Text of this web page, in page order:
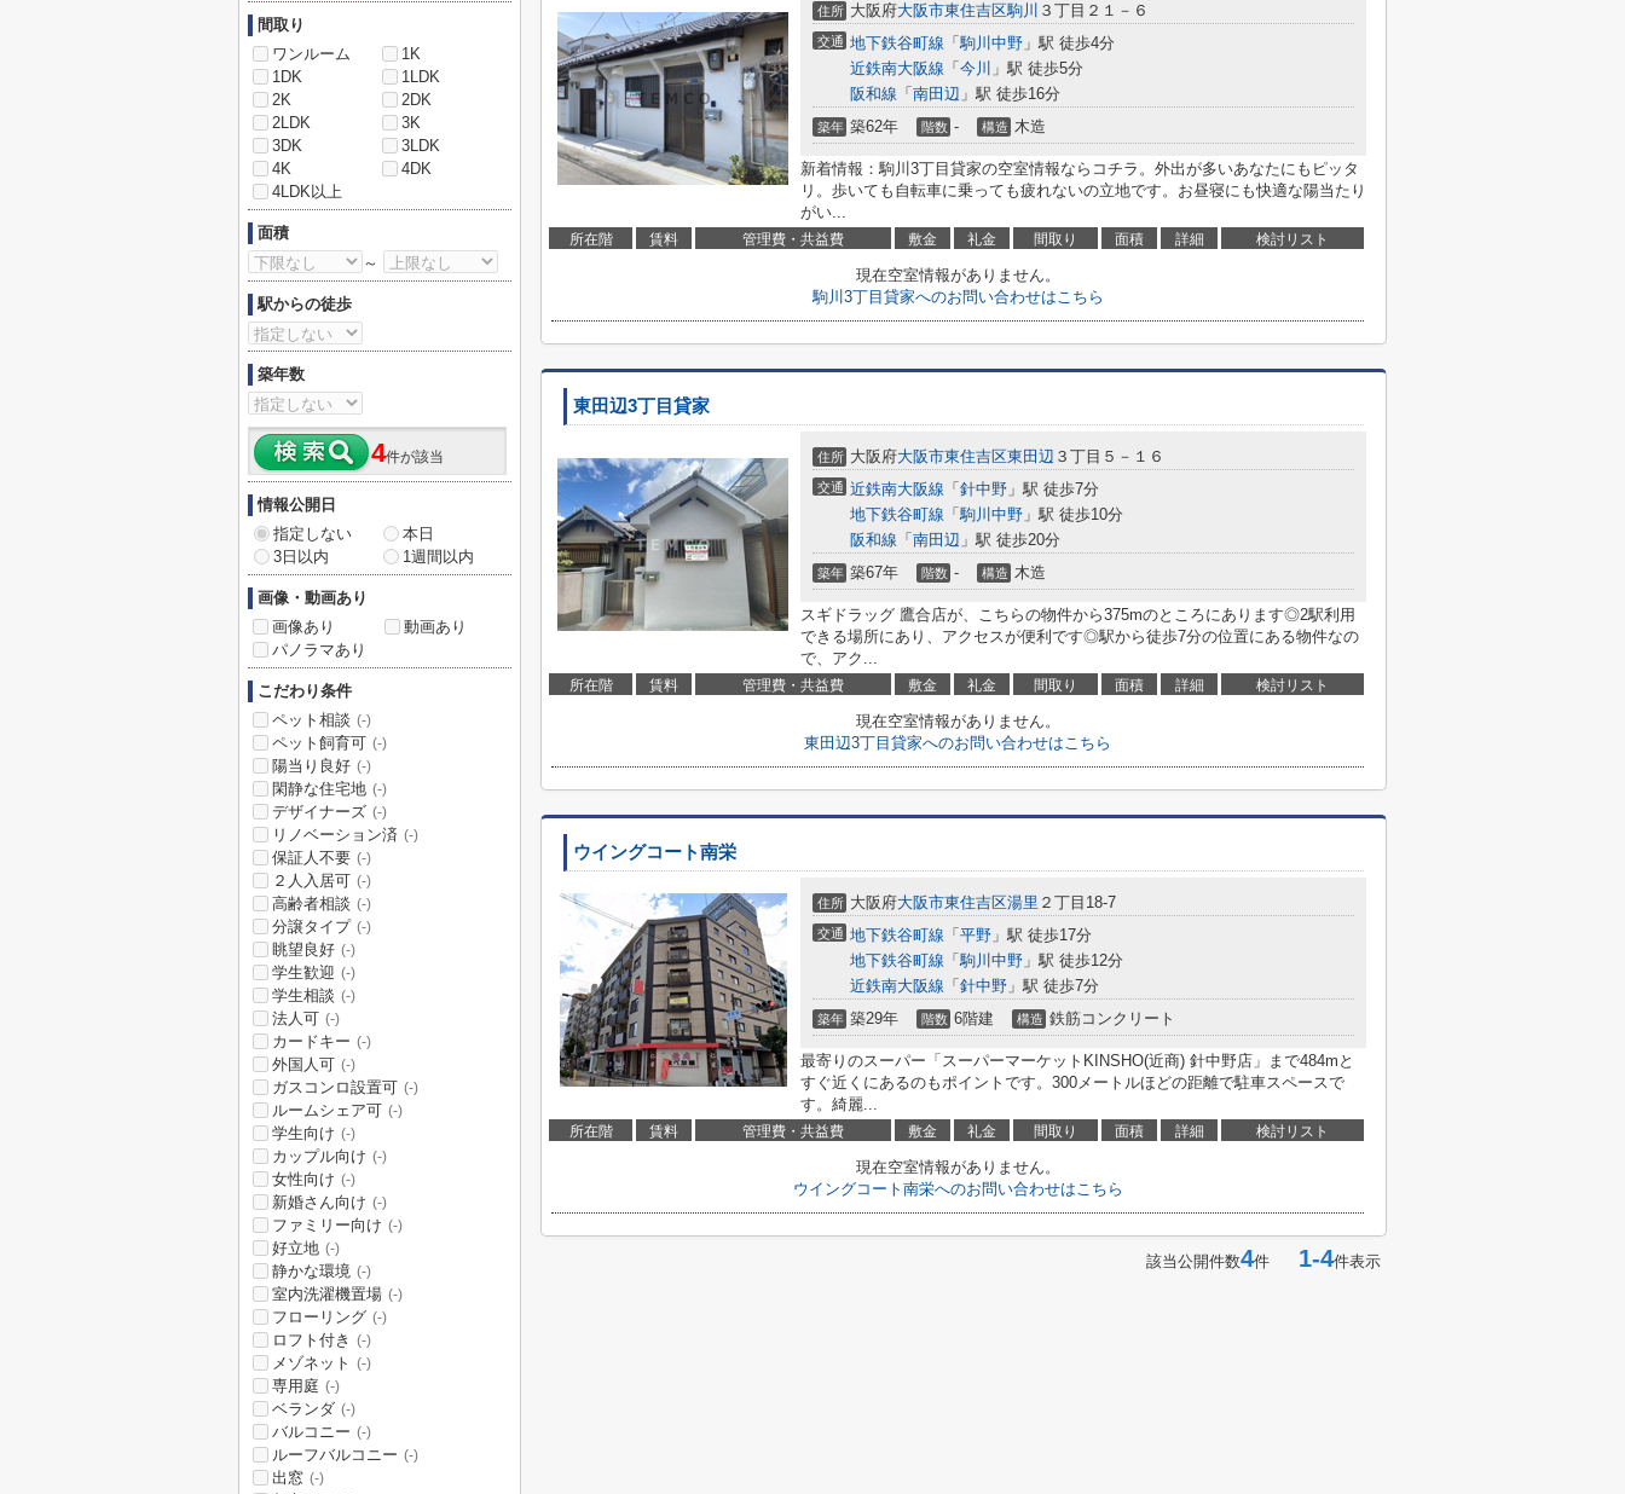
住所 大阪府大阪市東住吉区駒川 ３丁目２１－６
交通 地下鉄谷町線 「駒川中野 」駅 徒歩4分
近鉄南大阪線 「 今川 」駅 徒歩5分
阪和線 「 南田辺 」駅 徒歩16分
築年 築62年 階数 - 構造 木造
新着情報：駒川3丁目貸家の空室情報ならコチラ。外出が多いあなたにもピッタ
リ。歩いても自転車に乗っても疲れないの立地です。お昼寝にも快適な陽当たり
がい...
所在階 賃料 管理費・共益費 敷金 礼金 間取り 面積 詳細 検討リスト
現在空室情報がありません。
駒川3丁目貸家へのお問い合わせはこちら
東田辺3丁目貸家
住所 大阪府大阪市東住吉区東田辺 ３丁目５－１６
交通 近鉄南大阪線 「 針中野 」駅 徒歩7分
地下鉄谷町線 「駒川中野 」駅 徒歩10分
阪和線 「 南田辺 」駅 徒歩20分
築年 築67年 階数 - 構造 木造
スギドラッグ 鷹合店が、こちらの物件から375mのところにあります◎2駅利用
できる場所にあり、アクセスが便利です◎駅から徒歩7分の位置にある物件なの
で、アク...
所在階 賃料 管理費・共益費 敷金 礼金 間取り 面積 詳細 検討リスト
現在空室情報がありません。
東田辺3丁目貸家へのお問い合わせはこちら
ウイングコート南栄
住所 大阪府大阪市東住吉区湯里 ２丁目18-7
交通 地下鉄谷町線 「 平野 」駅 徒歩17分
地下鉄谷町線 「駒川中野 」駅 徒歩12分
近鉄南大阪線 「 針中野 」駅 徒歩7分
築年 築29年 階数 6階建 構造 鉄筋コンクリート
最寄りのスーパー「スーパーマーケットKINSHO(近商) 針中野店」まで484mと
すぐ近くにあるのもポイントです。300メートルほどの距離で駐車スペースで
す。綺麗...
所在階 賃料 管理費・共益費 敷金 礼金 間取り 面積 詳細 検討リスト
現在空室情報がありません。
ウイングコート南栄へのお問い合わせはこちら
該当公開件数4件 1-4件表示
間取り
ワンルーム
1K
1DK
1LDK
2K
2DK
2LDK
3K
3DK
3LDK
4K
4DK
4LDK以上
面積
～
駅からの徒歩
築年数
4件が該当
情報公開日
指定しない
本日
3日以内
1週間以内
画像・動画あり
画像あり
動画あり
パノラマあり
こだわり条件
ペット相談 (-)
ペット飼育可 (-)
陽当り良好 (-)
閑静な住宅地 (-)
デザイナーズ (-)
リノベーション済 (-)
保証人不要 (-)
２人入居可 (-)
高齢者相談 (-)
分譲タイプ (-)
眺望良好 (-)
学生歓迎 (-)
学生相談 (-)
法人可 (-)
カードキー (-)
外国人可 (-)
ガスコンロ設置可 (-)
ルームシェア可 (-)
学生向け (-)
カップル向け (-)
女性向け (-)
新婚さん向け (-)
ファミリー向け (-)
好立地 (-)
静かな環境 (-)
室内洗濯機置場 (-)
フローリング (-)
ロフト付き (-)
メゾネット (-)
専用庭 (-)
ベランダ (-)
バルコニー (-)
ルーフバルコニー (-)
出窓 (-)